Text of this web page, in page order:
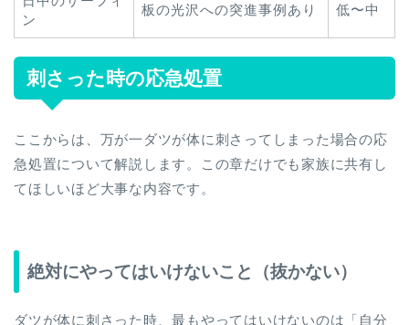
ン
板の光沢への突進事例あり 低〜中
刺さった時の応急処置
ここからは、万が一ダツが体に刺さってしまった場合の応
急処置について解説します。この章だけでも家族に共有し
てほしいほど大事な内容です。
絶対にやってはいけないこと（抜かない）
ダツが体に刺さった時、最もやってはいけないのは「自分